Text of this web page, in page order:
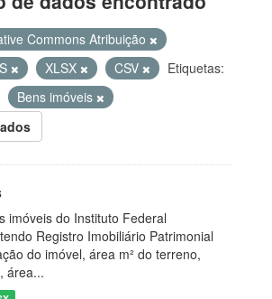
Commons Atribuição
XLSX CSV
Etiquetas:
Bens imóveis
imóveis do Instituto Federal
Registro Imobiliário Patrimonial
do imóvel, área m² do terreno,
área...